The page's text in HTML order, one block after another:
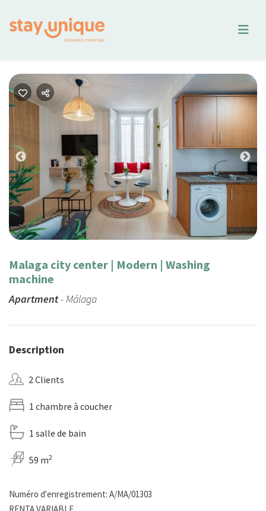
Previous
Malaga city center | Modern | Washing
machine
Apartment- Málaga
Description
2 Clients
1 chambre à coucher
1 salle de bain
59 m2
Numéro d'enregistrement: A/MA/01303